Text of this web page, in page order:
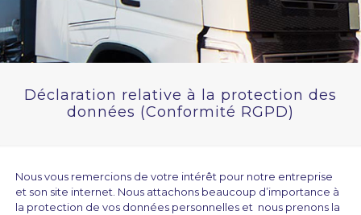
Déclaration relative à la protection des
données (Conformité RGPD)
Nous vous remercions de votre intérêt pour notre entreprise
et son site internet. Nous attachons beaucoup d’importance à
la protection de vos données personnelles et nous prenons la